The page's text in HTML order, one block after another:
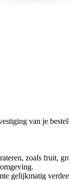
van je
zoals fruit,
gelijkmatig